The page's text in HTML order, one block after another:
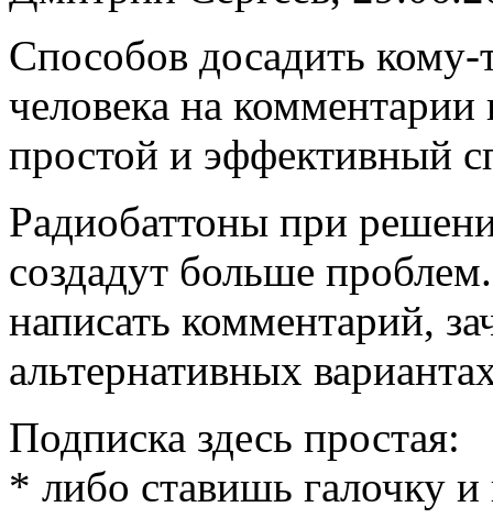
Способов досадить
человека на
простой и эффективный
Радиобаттоны при
создадут больше
написать комментарий,
альтернативных
Подписка здесь простая:
* либо ставишь галочку